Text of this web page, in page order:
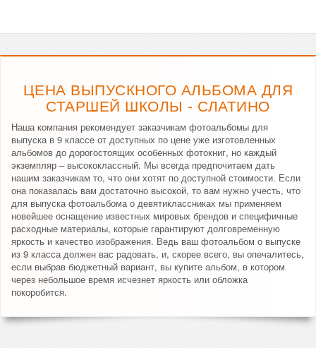
ЦЕНА ВЫПУСКНОГО АЛЬБОМА ДЛЯ
СТАРШЕЙ ШКОЛЫ - СЛАТИНО
Наша компания рекомендует заказчикам фотоальбомы для
выпуска в 9 классе от доступных по цене уже изготовленных
альбомов до дорогостоящих особенных фотокниг, но каждый
экземпляр – высококлассный. Мы всегда предпочитаем дать
нашим заказчикам то, что они хотят по доступной стоимости. Если
она показалась вам достаточно высокой, то вам нужно учесть, что
для выпуска фотоальбома о девятиклассниках мы применяем
новейшее оснащение известных мировых брендов и специфичные
расходные материалы, которые гарантируют долговременную
яркость и качество изображения. Ведь ваш фотоальбом о выпуске
из 9 класса должен вас радовать, и, скорее всего, вы опечалитесь,
если выбрав бюджетный вариант, вы купите альбом, в котором
через небольшое время исчезнет яркость или обложка
покоробится.